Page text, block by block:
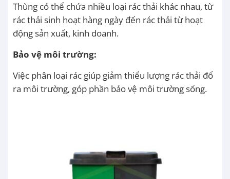
Thùng có thể chứa nhiều loại rác thải khác nhau, từ
rác thải sinh hoạt hàng ngày đến rác thải từ hoạt
động sản xuất, kinh doanh.
Bảo vệ môi trường:
Việc phân loại rác giúp giảm thiểu lượng rác thải đổ
ra môi trường, góp phần bảo vệ môi trường sống.